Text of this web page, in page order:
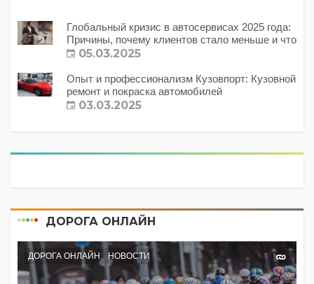
Глобальный кризис в автосервисах 2025 года:
Причины, почему клиентов стало меньше и что
с этим делать?
05.03.2025
Опыт и профессионализм Кузовпорт: Кузовной
ремонт и покраска автомобилей
03.03.2025
ДОРОГА ОНЛАЙН
ДОРОГА ОНЛАЙН НОВОСТИ